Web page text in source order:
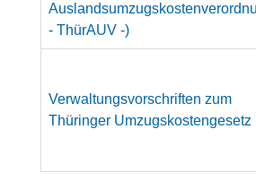
- ThürAUV -)
Verwaltungsvorschriften zum
Thüringer Umzugskostengesetz